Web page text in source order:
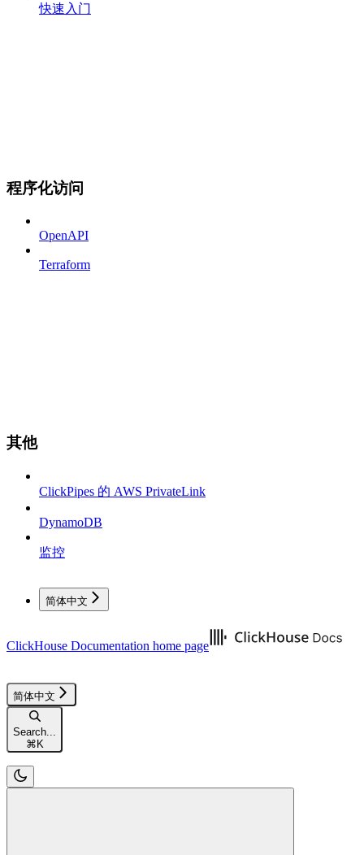
快速入门
程序化访问
OpenAPI
Terraform
其他
ClickPipes 的 AWS PrivateLink
DynamoDB
监控
简体中文
ClickHouse Documentation home page
简体中文
Search...
⌘K